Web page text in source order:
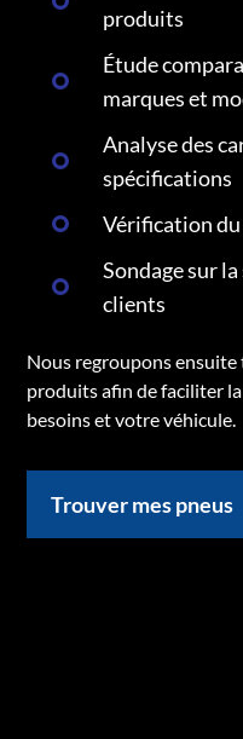
produits
Étude
marques et
Analyse des
spécifications
Vérification
Sondage sur
clients
Nous regroupons ensuite
produits afin de faciliter
besoins et votre véhicule.
Trouver mes pneus